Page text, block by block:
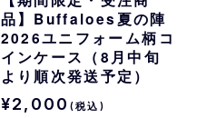
品】Buffaloes夏の陣
2026ユニフォーム柄コ
インケース（8月中旬
より順次発送予定）
¥2,000 (税込)